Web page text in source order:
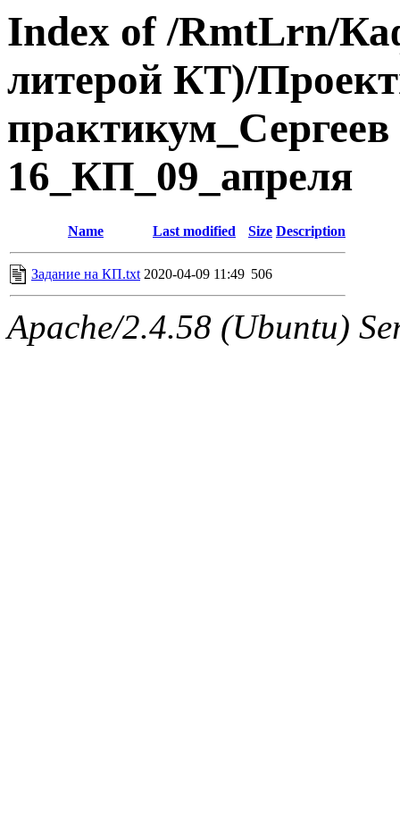
Index of /RmtLrn/
литерой КТ)/
16_КП_09_апреля
Name Last modified Size Description
Задание на КП.txt 2020-04-09 11:49 506
Apache/2.4.58 (Ubuntu)